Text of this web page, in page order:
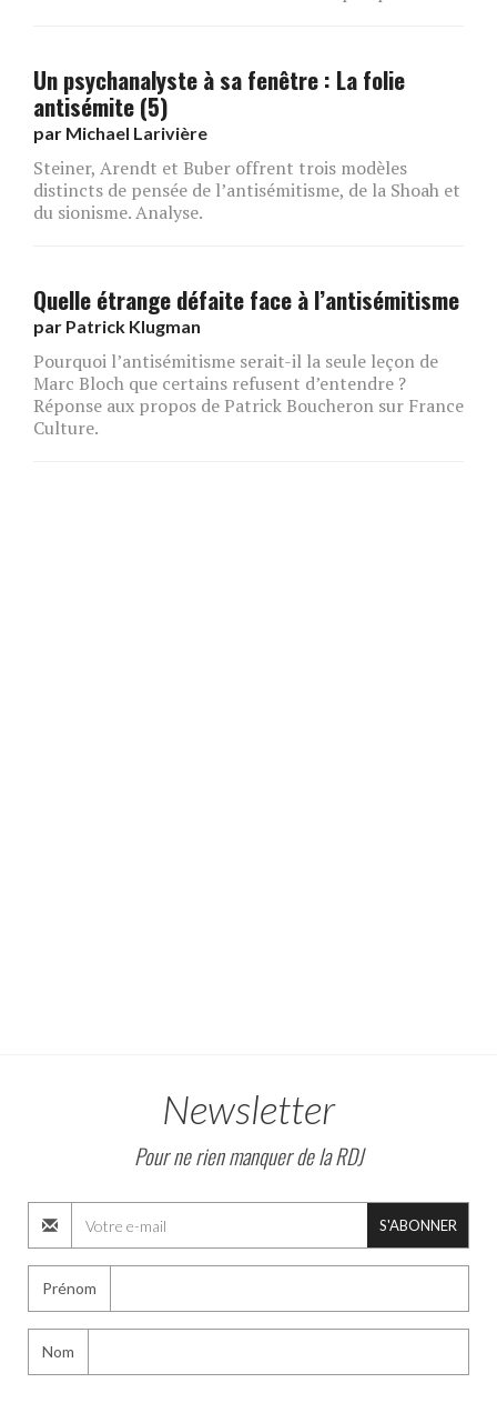
Un psychanalyste à sa fenêtre : La folie
antisémite (5)
par Michael Larivière
Steiner, Arendt et Buber offrent trois modèles
distincts de pensée de l’antisémitisme, de la Shoah et
du sionisme. Analyse.
Quelle étrange défaite face à l’antisémitisme
par Patrick Klugman
Pourquoi l’antisémitisme serait-il la seule leçon de
Marc Bloch que certains refusent d’entendre ?
Réponse aux propos de Patrick Boucheron sur France
Culture.
Newsletter
Pour ne rien manquer de la RDJ
S'ABONNER
Prénom
Nom